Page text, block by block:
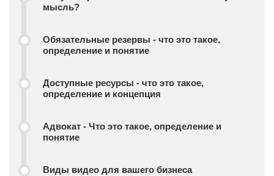
мысль?
Обязательные резервы - что это такое,
определение и понятие
Доступные ресурсы - что это такое,
определение и концепция
Адвокат - Что это такое, определение и
понятие
Виды видео для вашего бизнеса